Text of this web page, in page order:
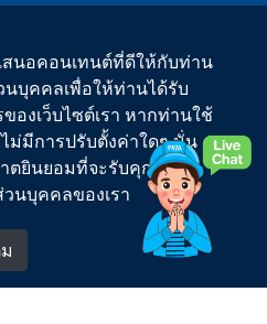
สนอคอนเทนต์ที่ดีให้กับท่าน
บุคคลเพื่อให้ท่านได้รับ
งเว็บไซต์เรา หากท่านใช้
ม่มีการปรับตั้งค่าใดๆ นั่น
ตยินยอมที่จะรับคุกกี้บน
นบุคคลของเรา